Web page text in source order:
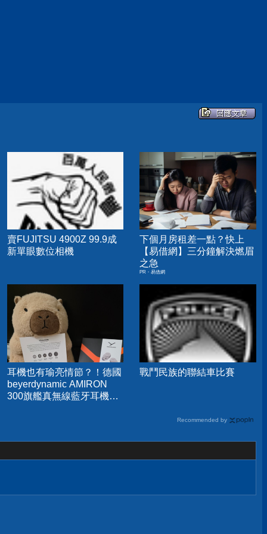
賣FUJITSU 4900Z 99.9成
新單眼數位相機
下個月房租差一點？快上
【易借網】三分鐘解決燃眉
之急
PR・易借網
耳機也有瑜亮情節？！德國
beyerdynamic AMIRON
300旗艦真無線藍牙耳機開
戰鬥民族的聯結車比賽
Recommended by